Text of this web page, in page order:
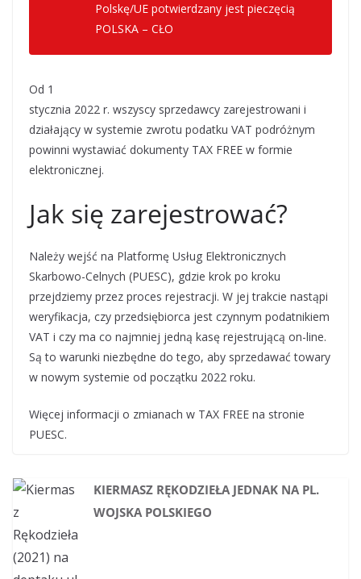
Polskę/UE potwierdzany jest pieczęcią
POLSKA – CŁO
– mówi Małgorzata Spychała-
Od 1
stycznia 2022 r. wszyscy sprzedawcy zarejestrowani i
działający w systemie zwrotu podatku VAT podróżnym
powinni wystawiać dokumenty TAX FREE w formie
elektronicznej.
Jak się zarejestrować?
Należy wejść na Platformę Usług Elektronicznych
Skarbowo-Celnych (PUESC), gdzie krok po kroku
przejdziemy przez proces rejestracji. W jej trakcie nastąpi
weryfikacja, czy przedsiębiorca jest czynnym podatnikiem
VAT i czy ma co najmniej jedną kasę rejestrującą on-line.
Są to warunki niezbędne do tego, aby sprzedawać towary
w nowym systemie od początku 2022 roku.
Więcej informacji o zmianach w TAX FREE na stronie
PUESC.
KIERMASZ RĘKODZIEŁA JEDNAK NA PL.
WOJSKA POLSKIEGO